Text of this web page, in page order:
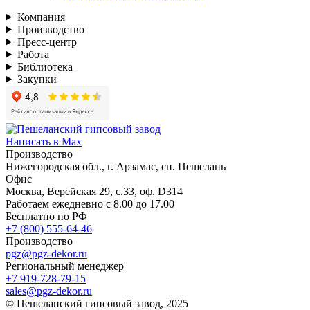
Компания
Производство
Пресс-центр
Работа
Библиотека
Закупки
Написать в Max
Производство
Нижегородская обл., г. Арзамас, сп. Пешелань
Офис
Москва, Верейская 29, с.33, оф. D314
Работаем ежедневно с 8.00 до 17.00
Бесплатно по РФ
+7 (800) 555-64-46
Производство
pgz@pgz-dekor.ru
Региональный менеджер
+7 919-728-79-15
sales@pgz-dekor.ru
© Пешеланский гипсовый завод, 2025